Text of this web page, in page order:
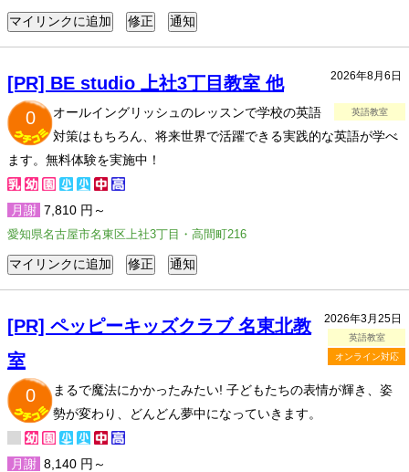
2026年8月6日
英語教室
[PR] BE studio 上社3丁目教室 他
0
オールイングリッシュのレッスンで学校の英語
対策はもちろん、将来世界で活躍できる実践的な英語が学べ
ます。無料体験を実施中！
月謝 7,810 円～
愛知県名古屋市名東区上社3丁目・高間町216
2026年3月25日
英語教室
オンライン対応
[PR] ペッピーキッズクラブ 名東北教
室
0
まるで魔法にかかったみたい! 子どもたちの表情が輝き、姿
勢が変わり、どんどん夢中になっていきます。
月謝 8,140 円～